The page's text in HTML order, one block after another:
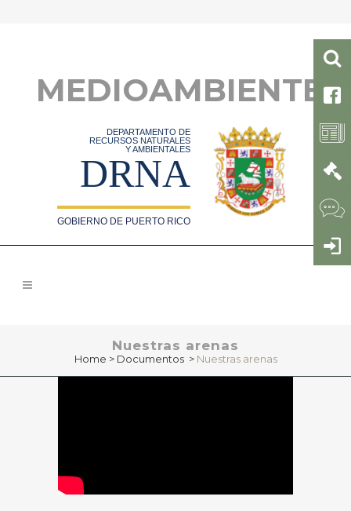
MEDIOAMBIENTE
DEPARTAMENTO DE
RECURSOS NATURALES
Y AMBIENTALES
DRNA
GOBIERNO DE PUERTO RICO
Nuestras arenas
Home > Documentos > Nuestras arenas